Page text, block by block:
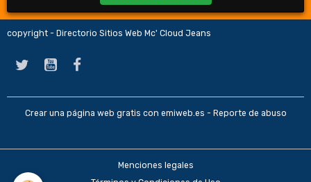
copyright - Directorio Sitios Web Mc' Cloud Jeans
Crear una página web gratis con emiweb.es - Reporte de abuso
Menciones legales